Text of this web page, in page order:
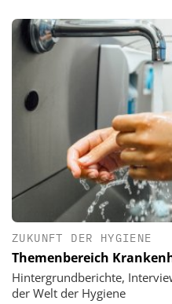
ZUKUNFT DER HYGIENE
Themenbereich
Hintergrundberichte,
der Welt der Hygiene